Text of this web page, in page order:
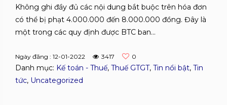
Không ghi đầy đủ các nội dung bắt buộc trên hóa đơn
có thể bị phạt 4.000.000 đến 8.000.000 đồng. Đây là
một trong các quy định được BTC ban...
Ngày đăng : 12-01-2022 3417 0
Danh mục: Kế toán - Thuế, Thuế GTGT, Tin nổi bật, Tin
tức, Uncategorized